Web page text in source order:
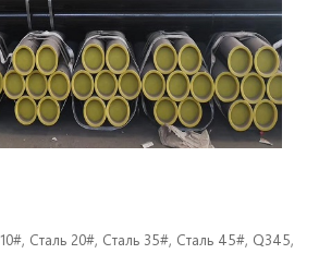
Сталь 20#, Сталь 35#, Сталь 45#, Q345,